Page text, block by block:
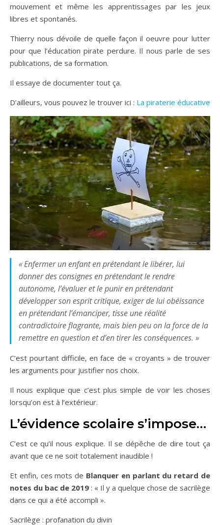
mouvement et même les apprentissages par les jeux
libres et spontanés.
Thierry nous dévoile de quelle façon il oeuvre pour lutter
pour que l’éducation pirate perdure. Il nous parle de ses
publications, de sa formation.
Il essaye de documenter tout ça.
D’ailleurs, vous pouvez le trouver ici : La piraterie éducative
« Enfermer un enfant en prétendant le libérer, lui
donner des consignes en prétendant le rendre
autonome, l’évaluer et le punir en prétendant
développer son esprit critique, exiger de lui obéissance
en prétendant l’émanciper, tisse une réalité
contradictoire flagrante, mais bien peu on la force de la
remettre en question et d’en tirer les conséquences. »
C’est pourtant difficile, en face de « croyants » de trouver
les arguments pour justifier nos choix.
Il nous explique que c’est plus simple de voir les choses
lorsqu’on est à l’extérieur.
L’évidence scolaire s’impose…
C’est ce qu’il nous explique. Il se dépêche de dire tout ça
avant que ce ne soit totalement inaudible !
Et enfin, ces mots de Blanquer en parlant du retard de
notes du bac de 2019 : « Il y a quelque chose de sacrilège
dans ce qui a été accompli ».
Sacrilège : profanation du divin